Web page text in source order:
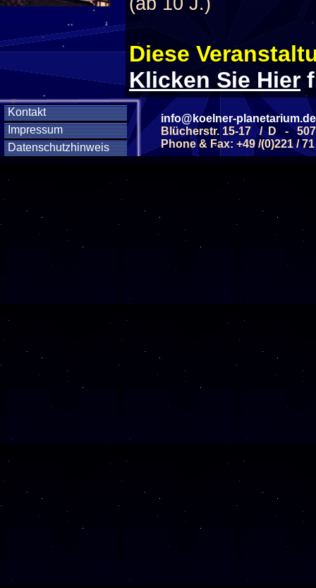
Kontakt
Impressum
Datenschutzhinweis
Diese
Klicken Sie Hier
Diese
SAMSTAG
Alle
info@koelner-planetarium.de
Blücherstr. 15-17 / D -
Phone & Fax: +49 /(0)221 /